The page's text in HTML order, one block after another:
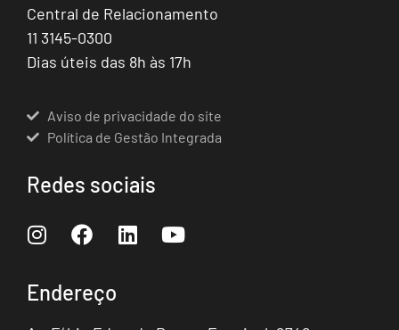
Central de Relacionamento
11 3145-0300
Dias úteis das 8h às 17h
Aviso de privacidade do site
Política de Gestão Integrada
Redes sociais
Endereço